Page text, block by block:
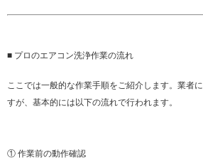
■ プロのエアコン洗浄作業の流れ
ここでは一般的な作業手順をご紹介します。業者
すが、基本的には以下の流れで行われます。
① 作業前の動作確認